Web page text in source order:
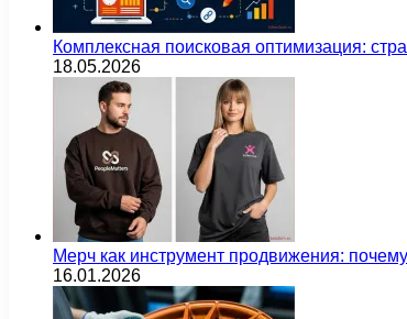
Комплексная поисковая оптимизация:
18.05.2026
Мерч как инструмент продвижения:
16.01.2026